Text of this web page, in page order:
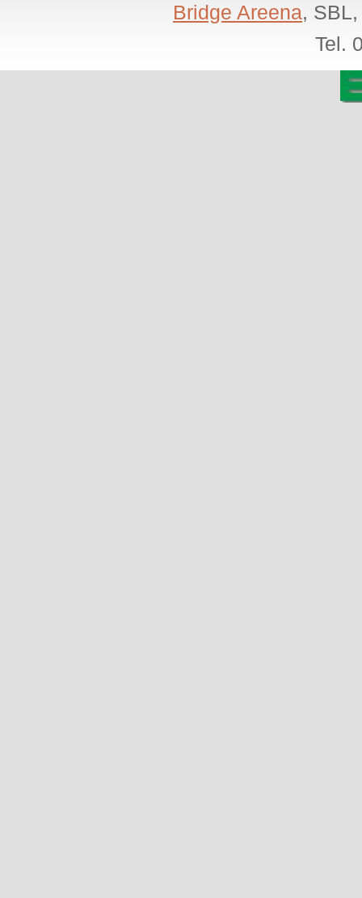
Bridge Areena,
Tel.